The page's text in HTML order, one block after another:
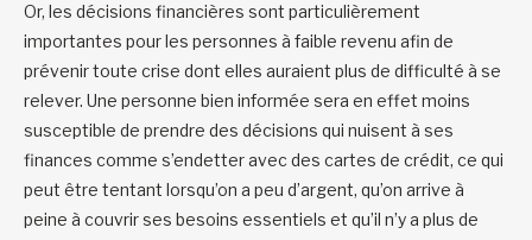
Or, les décisions financières sont particulièrement
importantes pour les personnes à faible revenu afin de
prévenir toute crise dont elles auraient plus de difficulté à se
relever. Une personne bien informée sera en effet moins
susceptible de prendre des décisions qui nuisent à ses
finances comme s’endetter avec des cartes de crédit, ce qui
peut être tentant lorsqu’on a peu d’argent, qu’on arrive à
peine à couvrir ses besoins essentiels et qu’il n’y a plus de